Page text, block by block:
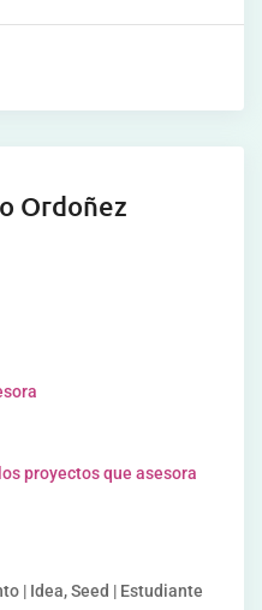
Ordoñez
proyectos que asesora
| Idea, Seed | Estudiante